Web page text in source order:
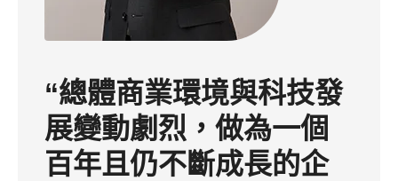
“總體商業環境與科技發
展變動劇烈，做為一個
百年且仍不斷成長的企